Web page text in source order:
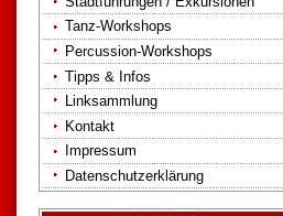
Tanz-Workshops
Percussion-Workshops
Tipps & Infos
Linksammlung
Kontakt
Impressum
Datenschutzerklärung